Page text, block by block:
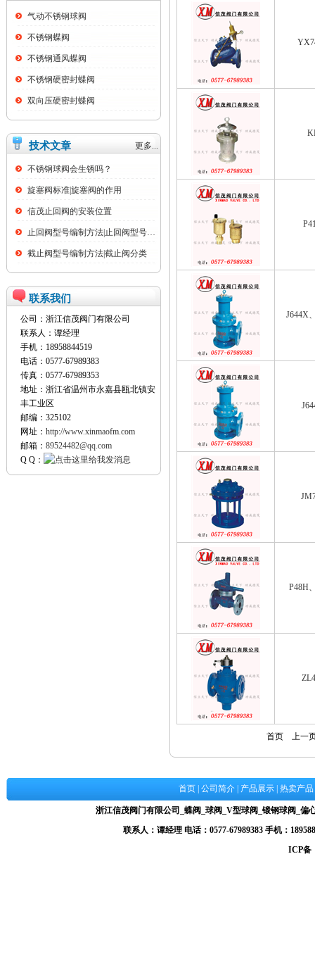
气动不锈钢球阀
不锈钢蝶阀
不锈钢通风蝶阀
不锈钢硬密封蝶阀
双向压硬密封蝶阀
技术文章 更多...
不锈钢球阀会生锈吗？
旋塞阀标准|旋塞阀的作用
信茂止回阀的安装位置
止回阀型号编制方法|止回阀型号名称大全
截止阀型号编制方法|截止阀分类
联系我们
公司：浙江信茂阀门有限公司
联系人：谭经理
手机：18958844519
电话：0577-67989383
传真：0577-67989353
地址：浙江省温州市永嘉县瓯北镇安
丰工业区
邮编：325102
网址： http://www.xinmaofm.com
邮箱： 89524482@qq.com
Q Q：
J644X
P48H
首页 上一
首页 公司简介 产品展示 热卖产品
浙江信茂阀门有限公司_蝶阀_球阀_V型球阀_锻钢球阀_
联系人：谭经理 电话：0577-67989383 手机：
ICP备